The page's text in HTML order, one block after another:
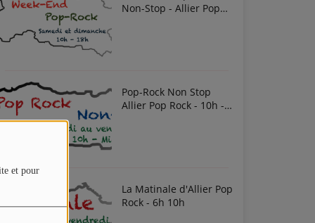
et pour
Non-Stop - Allier Pop
Pop-Rock Non Stop
Allier Pop Rock - 10h -
La Matinale d'Allier Pop
Rock - 6h 10h